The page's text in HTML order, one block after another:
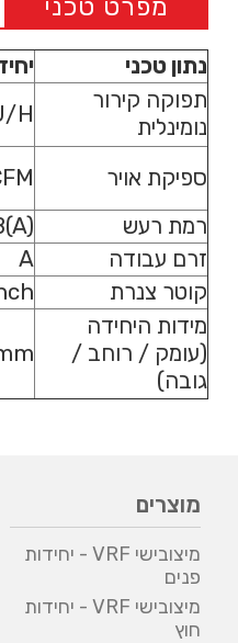
מפרט טכני
נתון טכני
תפוקה קירור
נומינלית
H
ספיקת אויר
רמת רעש
זרם עבודה
A
קוטר צנרת
מידות היחידה
(עומק / רוחב /
גובה)
מוצרים
מיצובישי VRF - יחידות
פנים
מיצובישי VRF - יחידות
חוץ